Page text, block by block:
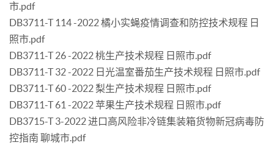
市.pdf
DB3711-T 114 -2022 橘小实蝇疫情调查和防控技术规程 日
照市.pdf
DB3711-T 26 -2022 桃生产技术规程 日照市.pdf
DB3711-T 32 -2022 日光温室番茄生产技术规程 日照市.pdf
DB3711-T 60 -2022 梨生产技术规程 日照市.pdf
DB3711-T 61 -2022 苹果生产技术规程 日照市.pdf
DB3715-T 3-2022 进口高风险非冷链集装箱货物新冠病毒防
控指南 聊城市.pdf